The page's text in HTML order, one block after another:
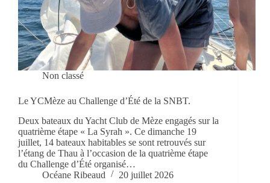
Non classé
Le YCMèze au Challenge d’Été de la SNBT.
Deux bateaux du Yacht Club de Mèze engagés sur la
quatrième étape « La Syrah ». Ce dimanche 19
juillet, 14 bateaux habitables se sont retrouvés sur
l’étang de Thau à l’occasion de la quatrième étape
du Challenge d’Été organisé…
Océane Ribeaud
20 juillet 2026